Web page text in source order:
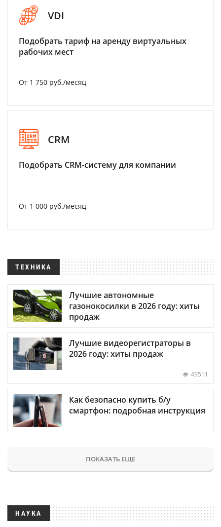
VDI
Подобрать тариф на аренду виртуальных
рабочих мест
От 1 750 руб./месяц
CRM
Подобрать CRM-систему для компании
От 1 000 руб./месяц
ТЕХНИКА
Лучшие автономные
газонокосилки в 2026 году: хиты
продаж
Лучшие видеорегистраторы в
2026 году: хиты продаж
49511
Как безопасно купить б/у
смартфон: подробная инструкция
ПОКАЗАТЬ ЕЩЕ
НАУКА